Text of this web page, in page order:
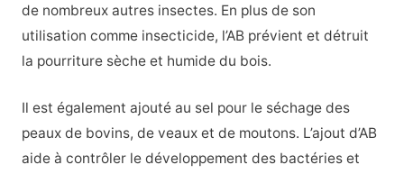
de nombreux autres insectes. En plus de son
utilisation comme insecticide, l’AB prévient et détruit
la pourriture sèche et humide du bois.
Il est également ajouté au sel pour le séchage des
peaux de bovins, de veaux et de moutons. L’ajout d’AB
aide à contrôler le développement des bactéries et